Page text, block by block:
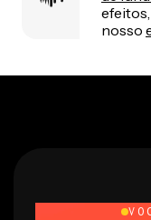
nosso